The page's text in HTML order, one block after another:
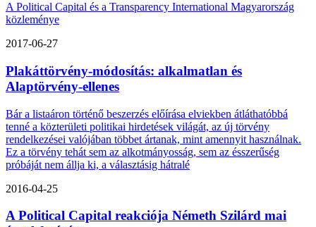
A Political Capital és a Transparency International Magyarország
közleménye
2017-06-27
Plakáttörvény-módosítás: alkalmatlan és
Alaptörvény-ellenes
Bár a listaáron történő beszerzés előírása elviekben átláthatóbbá
tenné a közterületi politikai hirdetések világát, az új törvény
rendelkezései valójában többet ártanak, mint amennyit használnak.
Ez a törvény tehát sem az alkotmányosság, sem az ésszerűség
próbáját nem állja ki, a választásig hátralé
2016-04-25
A Political Capital reakciója Németh Szilárd mai